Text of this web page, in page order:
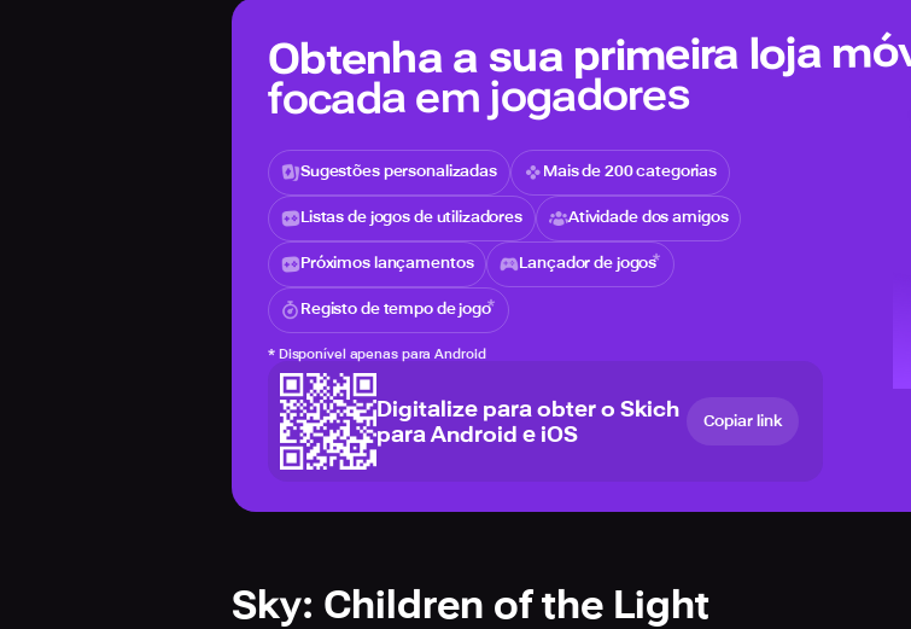
Obtenha a sua primeira loja
focada em jogadores
Sugestões personalizadas Mais de 200 categorias
Listas de jogos de utilizadores Atividade dos amigos
Próximos lançamentos Lançador de jogos
Registo de tempo de jogo
* Disponível apenas para Android
Digitalize para obter o Skich
para Android e iOS
Copiar link
Sky: Children of the Light